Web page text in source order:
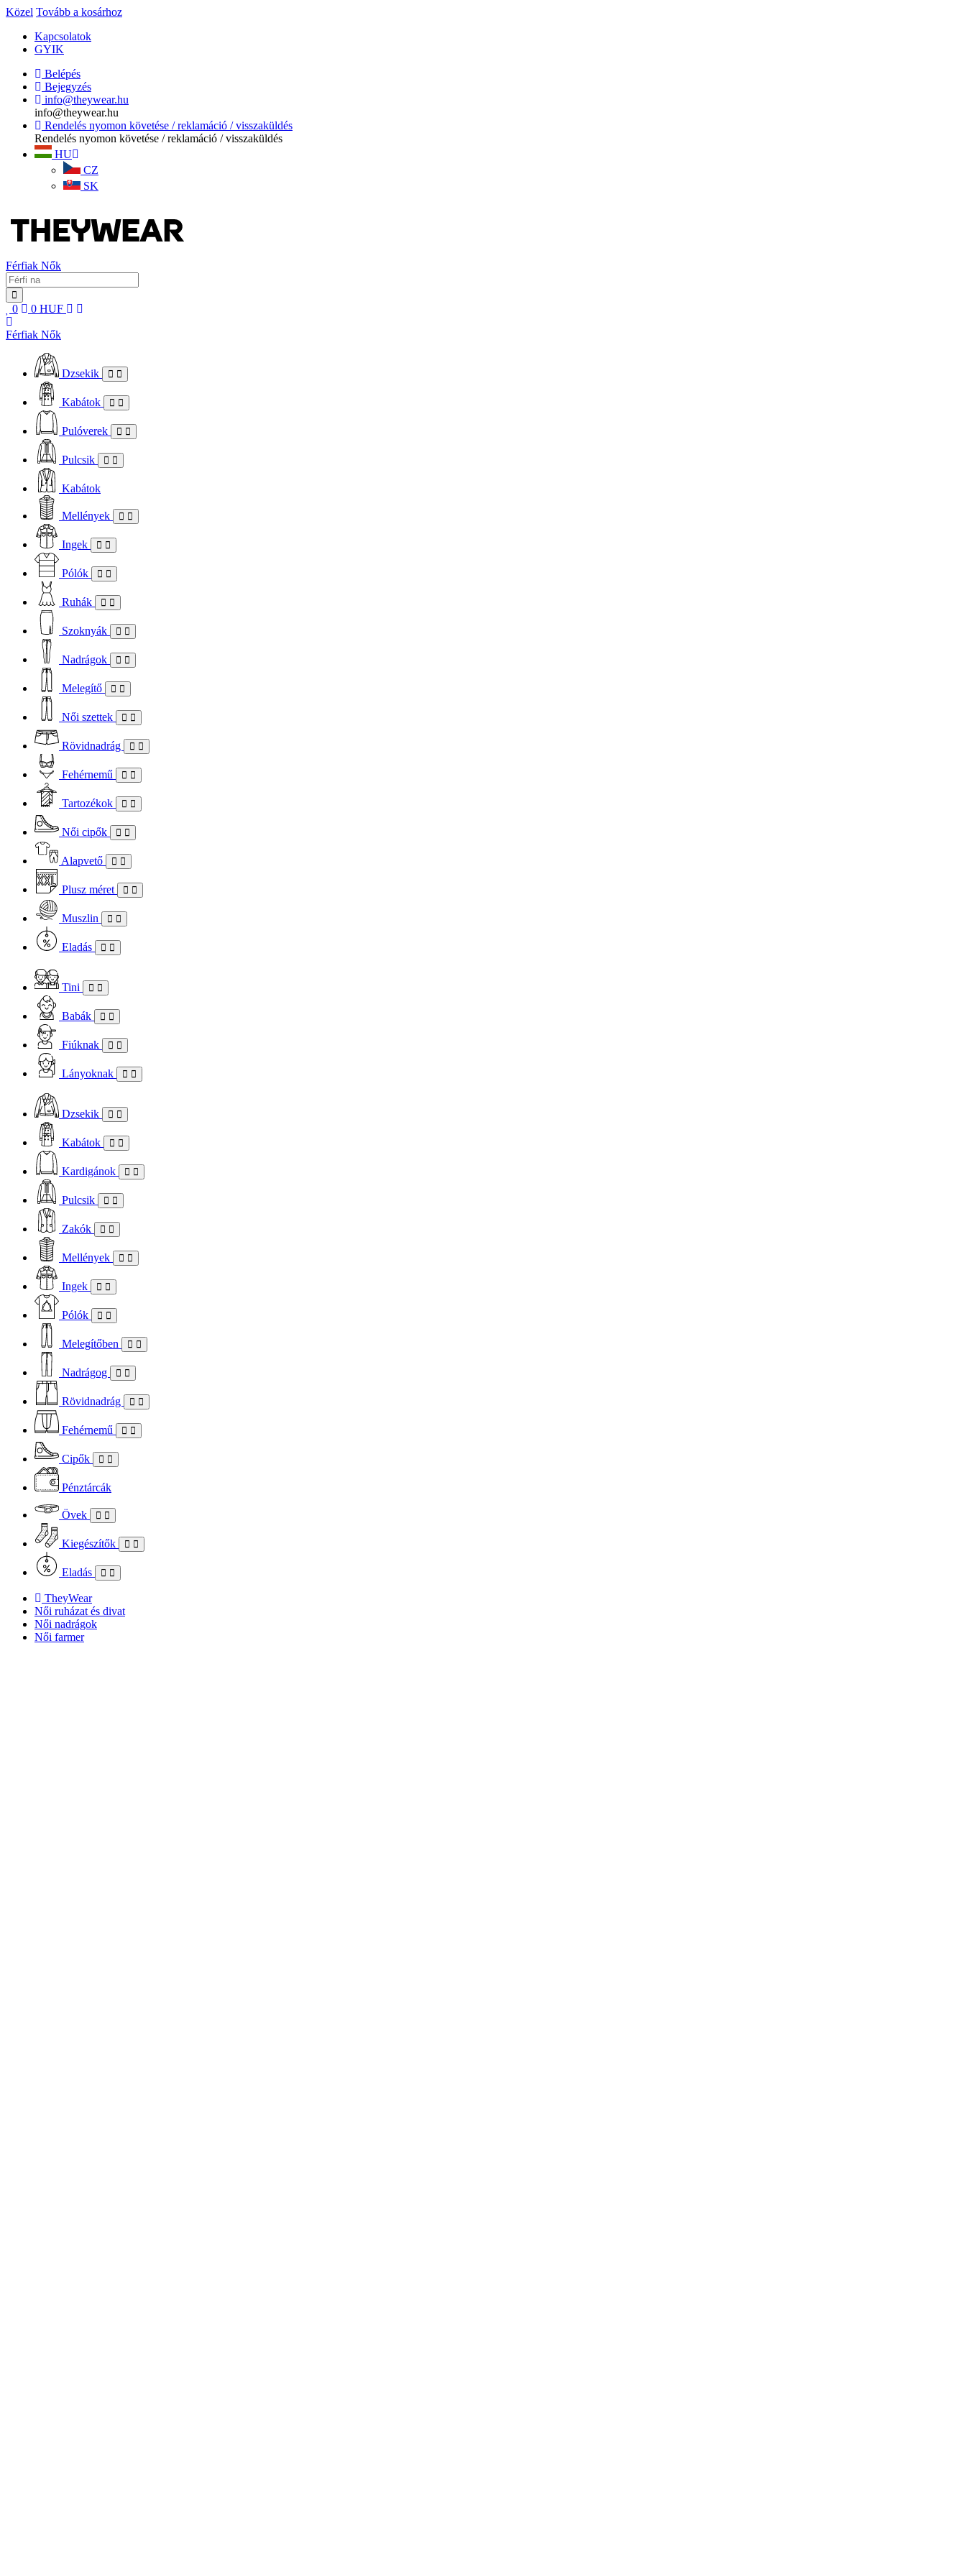
Közel Tovább a kosárhoz
Kapcsolatok
GYIK
Belépés
Bejegyzés
info@theywear.hu
info@theywear.hu
Rendelés nyomon követése / reklamáció / visszaküldés
Rendelés nyomon követése / reklamáció / visszaküldés
HU
CZ
SK
Férfiak Nők
0 0 HUF
Férfiak Nők
Dzsekik
Kabátok
Pulóverek
Pulcsik
Kabátok
Mellények
Ingek
Pólók
Ruhák
Szoknyák
Nadrágok
Melegítő
Női szettek
Rövidnadrág
Fehérnemű
Tartozékok
Női cipők
Alapvető
Plusz méret
Muszlin
Eladás
Tini
Babák
Fiúknak
Lányoknak
Dzsekik
Kabátok
Kardigánok
Pulcsik
Zakók
Mellények
Ingek
Pólók
Melegítőben
Nadrágog
Rövidnadrág
Fehérnemű
Cipők
Pénztárcák
Övek
Kiegészítők
Eladás
TheyWear
Női ruházat és divat
Női nadrágok
Női farmer